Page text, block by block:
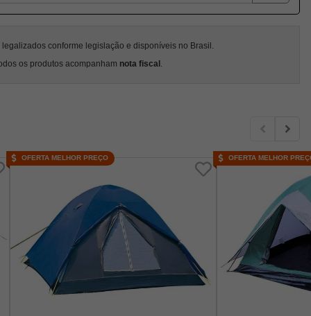
legalizados conforme legislação e disponíveis no Brasil.
os produtos acompanham nota fiscal .
OFERTA MELHOR PREÇO OFERTA MELHOR